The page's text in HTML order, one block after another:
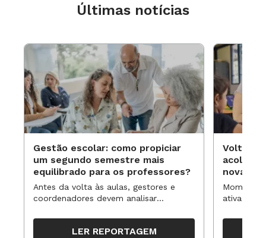
Últimas notícias
Gestão escolar: como propiciar
um segundo semestre mais
equilibrado para os professores?
Antes da volta às aulas, gestores e
coordenadores devem analisar
organizar ações para orientar o
trabalho pedagógico ao longo do
LER REPORTAGEM
Volta às
novas
ativa
propostas